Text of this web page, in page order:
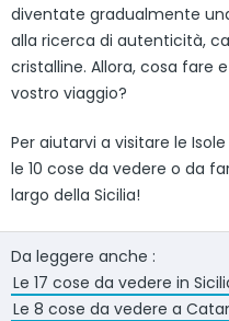
diventate gradualmente
alla ricerca di autenticità,
cristalline. Allora, cosa fare
vostro viaggio?
Per aiutarvi a visitare le
le 10 cose da vedere o da
largo della Sicilia!
Da leggere anche :
Le 17 cose da vedere in
Le 8 cose da vedere a